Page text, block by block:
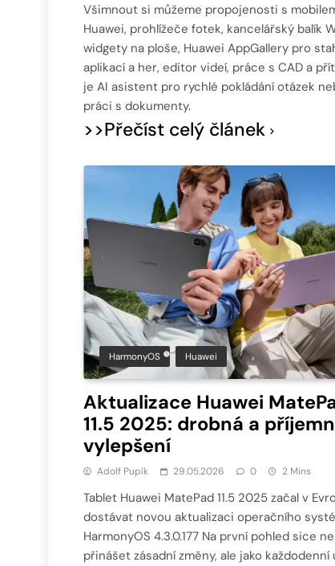
Všimnout si můžeme propojenosti s
Huawei, prohlížeče fotek, kancelářský balík
widgety na ploše, Huawei AppGallery pro
aplikací a her, editor videí, práce s CAD a
je AI asistent pro rychlé pokládání otázek
práci s dokumenty.
>>Přečíst celý článek
HarmonyOS Huawei
Aktualizace Huawei
11.5 2025: drobná a
vylepšení
Adolf Pupík 29.05.2026 0 2 Mins
Tablet Huawei MatePad 11.5 2025 začal v
dostávat novou aktualizaci operačního
HarmonyOS 4.3.0.177 Na první pohled sice
přinášet zásadní změny, ale jako každodenní